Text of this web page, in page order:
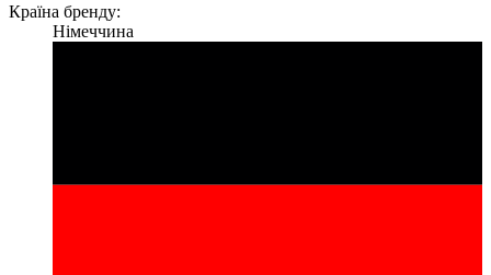
Країна бренду:
Німеччина